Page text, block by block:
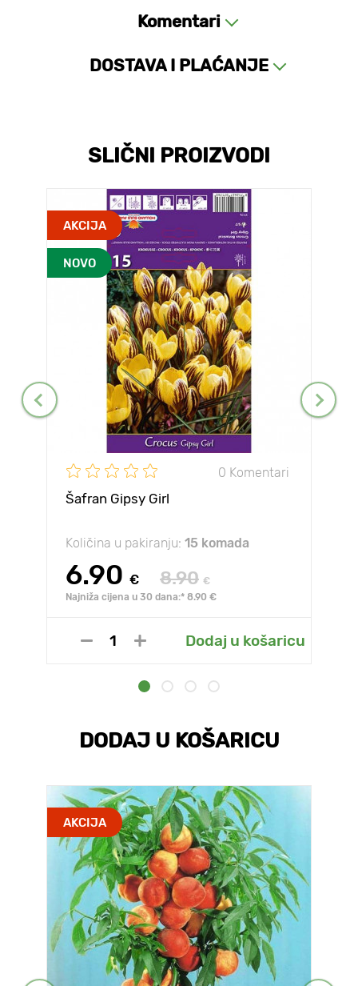
Komentari
DOSTAVA I PLAĆANJE
SLIČNI PROIZVODI
AKCIJA
NOVO
0 Komentari
Šafran Gipsy Girl
Količina u pakiranju: 15 komada
6.90 € 8.90 €
Najniža cijena u 30 dana:* 8.90 €
Dodaj u košaricu
DODAJ U KOŠARICU
AKCIJA